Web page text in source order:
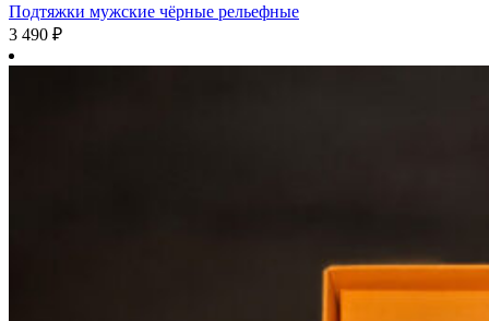
Подтяжки мужские чёрные рельефные
3 490 ₽